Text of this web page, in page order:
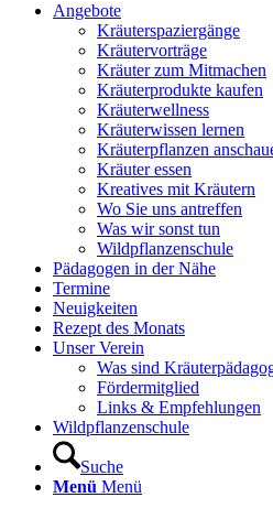
Angebote
Kräuterspaziergänge
Kräutervorträge
Kräuter zum Mitmachen
Kräuterprodukte kaufen
Kräuterwellness
Kräuterwissen lernen
Kräuterpflanzen
Kräuter essen
Kreatives mit Kräutern
Wo Sie uns antreffen
Was wir sonst tun
Wildpflanzenschule
Pädagogen in der Nähe
Termine
Neuigkeiten
Rezept des Monats
Unser Verein
Was sind
Fördermitglied
Links & Empfehlungen
Wildpflanzenschule
Suche
Menü Menü